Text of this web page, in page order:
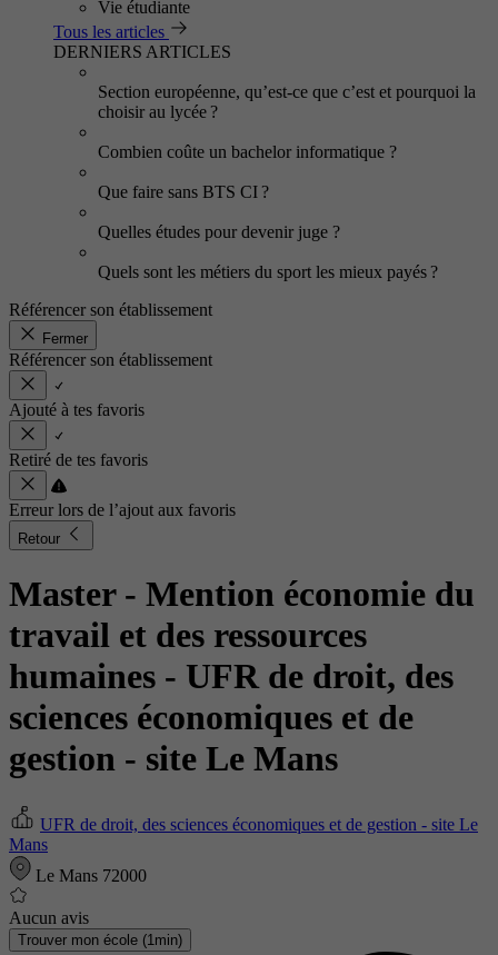
Vie étudiante
Tous les articles
DERNIERS ARTICLES
Section européenne, qu’est-ce que c’est et pourquoi la
choisir au lycée ?
Combien coûte un bachelor informatique ?
Que faire sans BTS CI ?
Quelles études pour devenir juge ?
Quels sont les métiers du sport les mieux payés ?
Référencer son établissement
Fermer
Référencer son établissement
Ajouté à tes favoris
Retiré de tes favoris
Erreur lors de l’ajout aux favoris
Retour
Master - Mention économie du
travail et des ressources
humaines - UFR de droit, des
sciences économiques et de
gestion - site Le Mans
UFR de droit, des sciences économiques et de gestion - site Le
Mans
Le Mans 72000
Aucun avis
Trouver mon école (1min)